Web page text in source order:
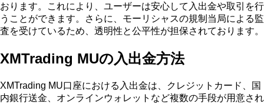
おります。これにより、ユーザーは安心して入出金や取引を行
うことができます。さらに、モーリシャスの規制当局による監
査を受けているため、透明性と公平性が担保されております。
XMTrading MUの入出金方法
XMTrading MU口座における入出金は、クレジットカード、国
内銀行送金、オンラインウォレットなど複数の手段が用意され